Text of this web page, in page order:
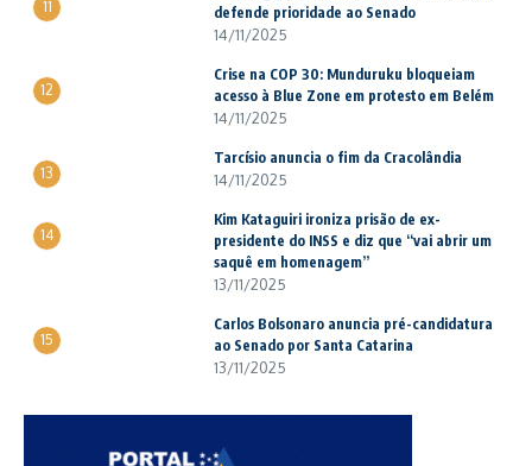
11
defende prioridade ao Senado
14/11/2025
12
Crise na COP 30: Munduruku bloqueiam
acesso à Blue Zone em protesto em Belém
14/11/2025
13
Tarcísio anuncia o fim da Cracolândia
14/11/2025
14
Kim Kataguiri ironiza prisão de ex-
presidente do INSS e diz que “vai abrir um
saquê em homenagem”
13/11/2025
15
Carlos Bolsonaro anuncia pré-candidatura
ao Senado por Santa Catarina
13/11/2025